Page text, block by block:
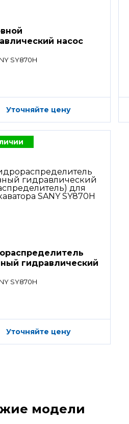
насос
SY870H
Уточняйте цену
гидравлический
SY870H
Уточняйте цену
модели